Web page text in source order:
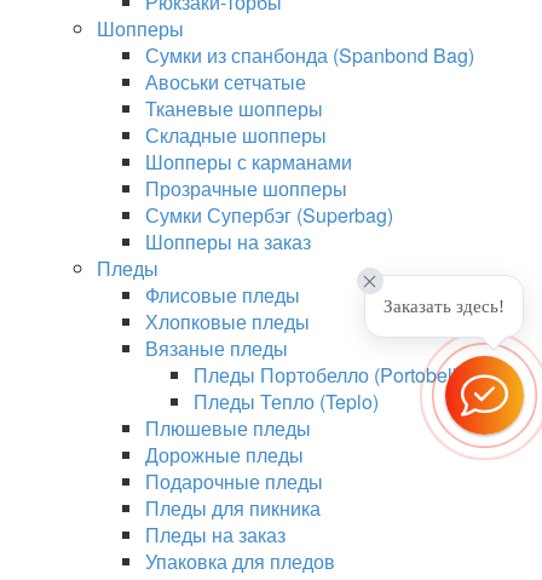
Шопперы
Сумки из спанбонда (Spanbond Bag)
Авоськи сетчатые
Тканевые шопперы
Складные шопперы
Шопперы с карманами
Прозрачные шопперы
Сумки Супербэг (Superbag)
Шопперы на заказ
Пледы
Флисовые пледы
Хлопковые пледы
Вязаные пледы
Пледы Портобелло (Portobello)
Пледы Тепло (Teplo)
Плюшевые пледы
Дорожные пледы
Подарочные пледы
Пледы для пикника
Пледы на заказ
Упаковка для пледов
Заказать здесь!